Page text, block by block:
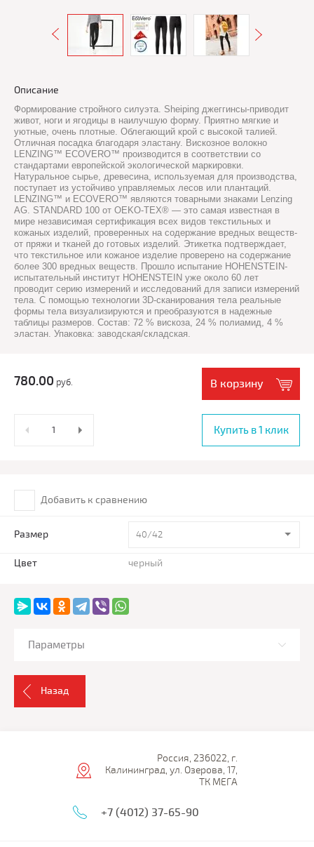
Описание
Формирование стройного силуэта. Sheiping джеггинсы-приводит
живот, ноги и ягодицы в наилучшую форму. Приятно мягкие и
уютные, очень плотные. Облегающий крой с высокой талией.
Отличная посадка благодаря эластану. Вискозное волокно
LENZING™ ECOVERO™ производится в соответствии со
стандартами европейской экологической маркировки.
Натуральное сырье, древесина, используемая для производства,
поступает из устойчиво управляемых лесов или плантаций.
LENZING™ и ECOVERO™ являются товарными знаками Lenzing
AG. STANDARD 100 от OEKO-TEX® — это самая известная в
мире независимая сертификация всех видов текстильных и
кожаных изделий, проверенных на содержание вредных веществ-
от пряжи и тканей до готовых изделий. Этикетка подтверждает,
что текстильное или кожаное изделие проверено на содержание
более 300 вредных веществ. Прошло испытание HOHENSTEIN-
испытательный институт HOHENSTEIN уже около 60 лет
проводит серию измерений и исследований для записи измерений
тела. С помощью технологии 3D-сканирования тела реальные
формы тела визуализируются и преобразуются в надежные
таблицы размеров. Состав: 72 % вискоза, 24 % полиамид, 4 %
эластан. Упаковка: заводская/складская.
780.00 руб. В корзину
Купить в 1 клик
Добавить к сравнению
Размер 40/42
Цвет черный
Параметры
Назад
Россия, 236022, г.
Калининград, ул. Озерова, 17,
ТК МЕГА
+7 (4012) 37-65-90